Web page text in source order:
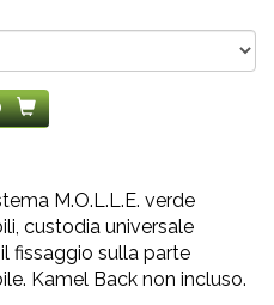
M.O.L.L.E. verde
custodia universale
fissaggio sulla parte
Kamel Back non incluso.